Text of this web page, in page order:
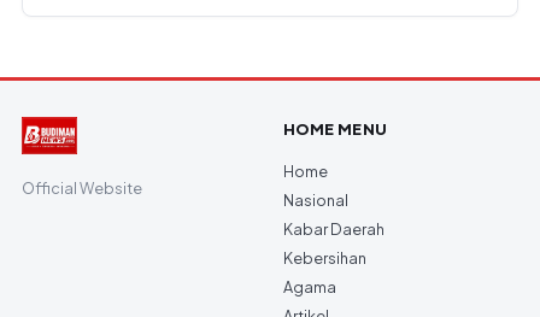
Official Website
HOME MENU
Home
Nasional
Kabar Daerah
Kebersihan
Agama